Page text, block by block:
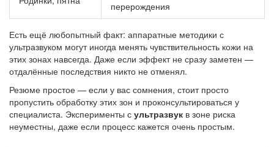
перерождения
Есть ещё любопытный факт: аппаратные методики с
ультразвуком могут иногда менять чувствительность кожи на
этих зонах навсегда. Даже если эффект не сразу заметен —
отдалённые последствия никто не отменял.
Резюме простое — если у вас сомнения, стоит просто
пропустить обработку этих зон и проконсультироваться у
специалиста. Эксперименты с ультразвук в зоне риска
неуместны, даже если процесс кажется очень простым.